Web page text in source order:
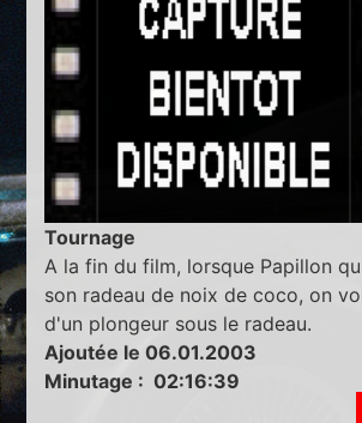
Tournage
A la fin du film, lorsque Papillon
son radeau de noix de coco, on
d'un plongeur sous le radeau.
Ajoutée le 06.01.2003
Minutage : 02:16:39